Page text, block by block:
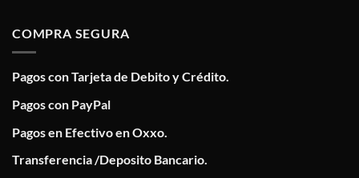
COMPRA SEGURA
Pagos con Tarjeta de Debito y Crédito.
Pagos con PayPal
Pagos en Efectivo en Oxxo.
Transferencia /Deposito Bancario.